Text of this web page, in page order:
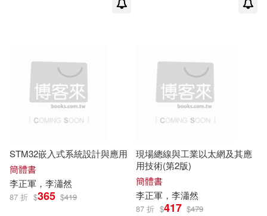
STM32嵌入式系統設計與應用
簡體書
李正軍 ，李瀟然
87 折 $365 $419
現場總線與工業以太網及其應
用技術(第2版)
簡體書
李正軍 ，李瀟然
87 折 $417 $479